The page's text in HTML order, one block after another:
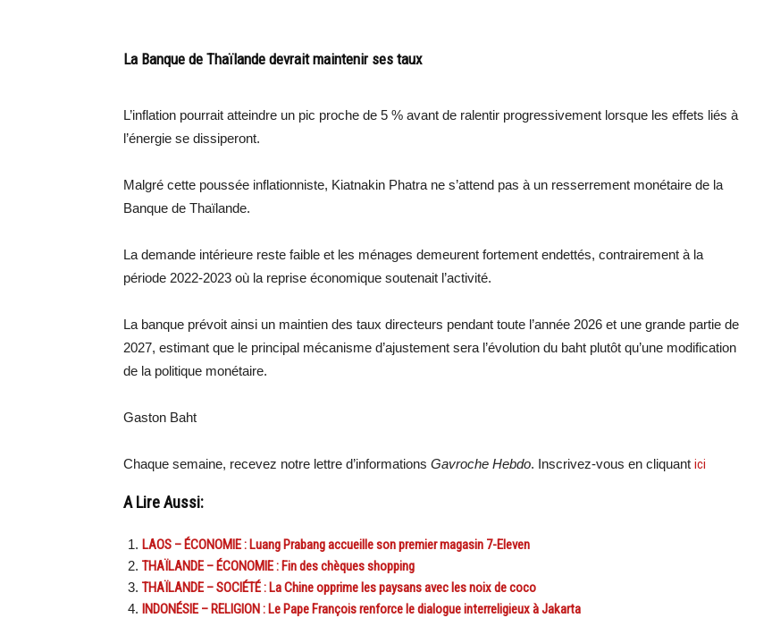
La Banque de Thaïlande devrait maintenir ses taux
L’inflation pourrait atteindre un pic proche de 5 % avant de ralentir progressivement lorsque les effets liés à
l’énergie se dissiperont.
Malgré cette poussée inflationniste, Kiatnakin Phatra ne s’attend pas à un resserrement monétaire de la
Banque de Thaïlande.
La demande intérieure reste faible et les ménages demeurent fortement endettés, contrairement à la
période 2022-2023 où la reprise économique soutenait l’activité.
La banque prévoit ainsi un maintien des taux directeurs pendant toute l’année 2026 et une grande partie de
2027, estimant que le principal mécanisme d’ajustement sera l’évolution du baht plutôt qu’une modification
de la politique monétaire.
Gaston Baht
Chaque semaine, recevez notre lettre d’informations Gavroche Hebdo. Inscrivez-vous en cliquant ici
A Lire Aussi:
LAOS – ÉCONOMIE : Luang Prabang accueille son premier magasin 7-Eleven
THAÏLANDE – ÉCONOMIE : Fin des chèques shopping
THAÏLANDE – SOCIÉTÉ : La Chine opprime les paysans avec les noix de coco
INDONÉSIE – RELIGION : Le Pape François renforce le dialogue interreligieux à Jakarta